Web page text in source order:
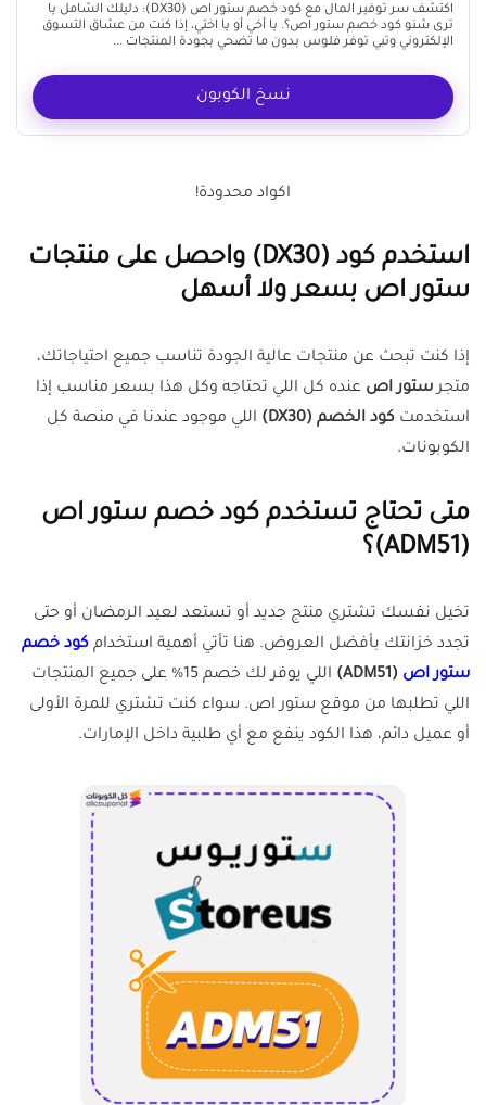
اكتشف سر توفير المال مع كود خصم ستور اص (DX30): دليلك الشامل يا
ترى شنو كود خصم ستور اص؟. يا أخي أو يا اختي، إذا كنت من عشاق التسوق
الإلكتروني وتبي توفر فلوس بدون ما تضحي بجودة المنتجات ...
نسخ الكوبون
اكواد محدودة!
استخدم كود (DX30) واحصل على منتجات
ستور اص بسعر ولا أسهل
إذا كنت تبحث عن منتجات عالية الجودة تناسب جميع احتياجاتك،
متجرستور اص عنده كل اللي تحتاجه وكل هذا بسعر مناسب إذا
استخدمت كود الخصم (DX30)
اللي موجود عندنا في منصة كل
الكوبونات.
متى تحتاج تستخدم كود خصم ستور اص
(ADM51)؟
تخيل نفسك تشتري منتج جديد أو تستعد لعيد الرمضان أو حتى
تجدد خزانتك بأفضل العروض. هنا تأتي أهمية استخدام كود خصم
ستور اص (ADM51)
اللي يوفر لك خصم 15% على جميع المنتجات
اللي تطلبها من موقع ستور اص. سواء كنت تشتري للمرة الأولى
أو عميل دائم، هذا الكود ينفع مع أي طلبية داخل الإمارات.